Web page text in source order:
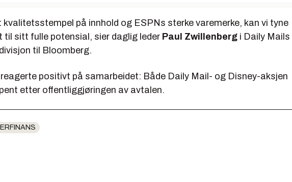
kvalitetsstempel på innhold og ESPNs sterke varemerke, kan vi tyne
til sitt fulle potensial, sier daglig leder Paul Zwillenberg i Daily Mails
til
Bloomberg.
positivt på samarbeidet: Både Daily Mail- og Disney-aksjen
etter offentliggjøringen av avtalen.